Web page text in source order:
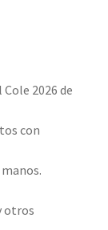
2026 de
con
otros